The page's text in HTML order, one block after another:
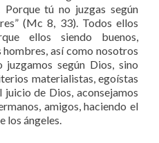
Porque tú no juzgas según
(Mc 8, 33). Todos ellos
ellos siendo buenos,
así como nosotros
juzgamos según Dios, sino
materialistas, egoístas
de Dios, aconsejamos
amigos, haciendo el
los ángeles.